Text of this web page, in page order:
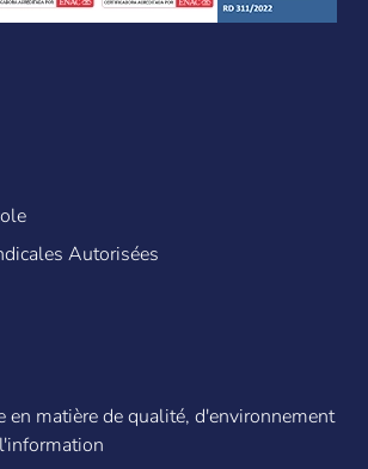
Autorisées
en matière de qualité, d'environnement